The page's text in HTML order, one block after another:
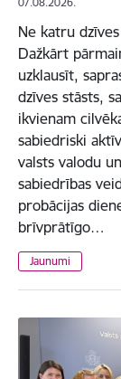
Ne katru
Dažkārt
uzklausīt,
dzīves stāsts,
ikvienam
sabiedriski
valsts valodu
sabiedrības
probācijas
brīvprātīgo…
Jaunumi